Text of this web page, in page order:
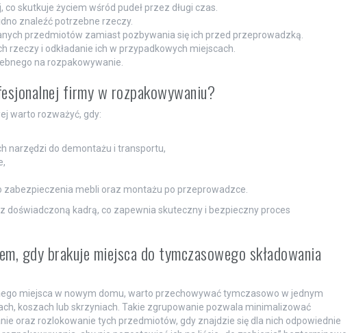
skutkuje życiem wśród pudeł przez długi czas.
znaleźć potrzebne rzeczy.
przedmiotów zamiast pozbywania się ich przed przeprowadzką.
rzeczy i odkładanie ich w przypadkowych miejscach.
na rozpakowywanie.
firmy w rozpakowywaniu?
warto rozważyć, gdy:
narzędzi do demontażu i transportu,
mebli oraz montażu po przeprowadzce.
doświadczoną kadrą, co zapewnia skuteczny i bezpieczny proces
gdy brakuje miejsca do tymczasowego składowania
miejsca w nowym domu, warto przechowywać tymczasowo w jednym
koszach lub skrzyniach. Takie zgrupowanie pozwala minimalizować
oraz rozlokowanie tych przedmiotów, gdy znajdzie się dla nich odpowiednie